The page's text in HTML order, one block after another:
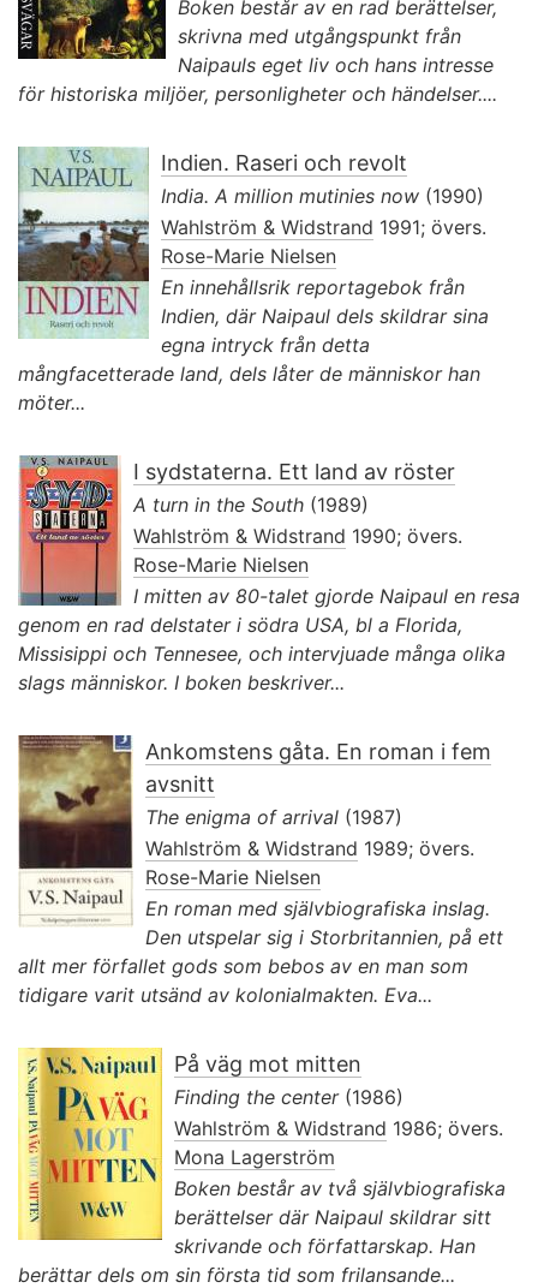
Boken består av en rad berättelser,
skrivna med utgångspunkt från
Naipauls eget liv och hans intresse
för historiska miljöer, personligheter och händelser....
Indien. Raseri och revolt
India. A million mutinies now (1990)
Wahlström & Widstrand 1991; övers.
Rose-Marie Nielsen
En innehållsrik reportagebok från
Indien, där Naipaul dels skildrar sina
egna intryck från detta
mångfacetterade land, dels låter de människor han
möter...
I sydstaterna. Ett land av röster
A turn in the South (1989)
Wahlström & Widstrand 1990; övers.
Rose-Marie Nielsen
I mitten av 80-talet gjorde Naipaul en resa
genom en rad delstater i södra USA, bl a Florida,
Missisippi och Tennesee, och intervjuade många olika
slags människor. I boken beskriver...
Ankomstens gåta. En roman i fem
avsnitt
The enigma of arrival (1987)
Wahlström & Widstrand 1989; övers.
Rose-Marie Nielsen
En roman med självbiografiska inslag.
Den utspelar sig i Storbritannien, på ett
allt mer förfallet gods som bebos av en man som
tidigare varit utsänd av kolonialmakten. Eva...
På väg mot mitten
Finding the center(1986)
Wahlström & Widstrand 1986; övers.
Mona Lagerström
Boken består av två självbiografiska
berättelser där Naipaul skildrar sitt
skrivande och författarskap. Han
berättar dels om sin första tid som frilansande...